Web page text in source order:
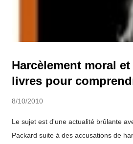
Harcèlement moral
livres pour
8/10/2010
Le sujet est d'une actualité brûlante
Packard suite à des accusations de